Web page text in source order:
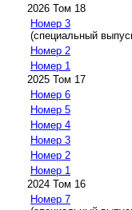
2026 Том 18
Номер 3
(специальный
Номер 2
Номер 1
2025 Том 17
Номер 6
Номер 5
Номер 4
Номер 3
Номер 2
Номер 1
2024 Том 16
Номер 7